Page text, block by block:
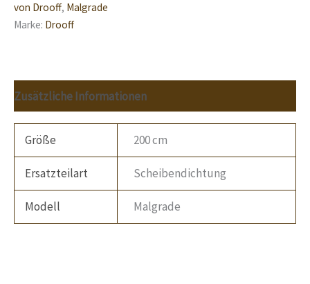
von Drooff, Malgrade
Marke: Drooff
Zusätzliche Informationen
Größe 200 cm
Ersatzteilart Scheibendichtung
Modell Malgrade